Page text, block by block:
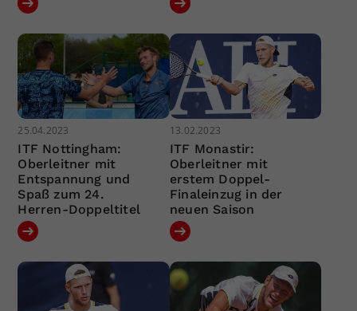
25.04.2023
ITF Nottingham:
Oberleitner mit
Entspannung und
Spaß zum 24.
Herren-Doppeltitel
13.02.2023
ITF Monastir:
Oberleitner mit
erstem Doppel-
Finaleinzug in der
neuen Saison